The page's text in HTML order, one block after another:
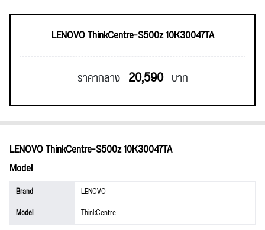
LENOVO ThinkCentre-S500z 10K30047TA
ราคากลาง 20,590 บาท
LENOVO ThinkCentre-S500z 10K30047TA
Model
Brand
LENOVO
Model
ThinkCentre